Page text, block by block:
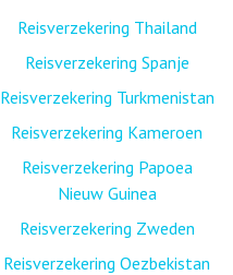
Reisverzekering Thailand
Reisverzekering Spanje
Reisverzekering Turkmenistan
Reisverzekering Kameroen
Reisverzekering Papoea
Nieuw Guinea
Reisverzekering Zweden
Reisverzekering Oezbekistan